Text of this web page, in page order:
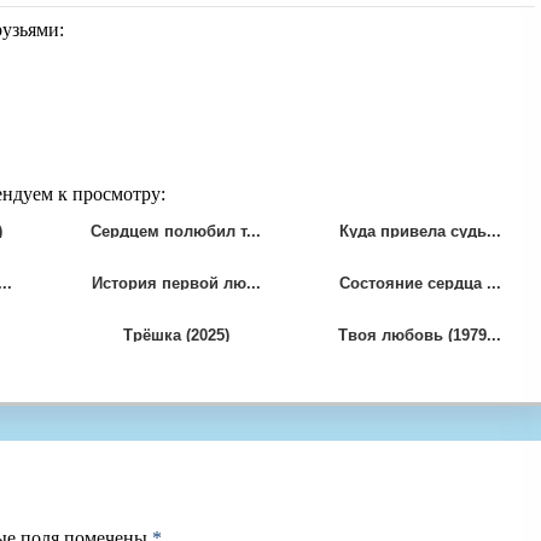
к просмотру:
Сердцем полюбил т... Куда привела судь...
История первой лю... Состояние сердца ...
Трёшка (2025) Твоя любовь (1979...